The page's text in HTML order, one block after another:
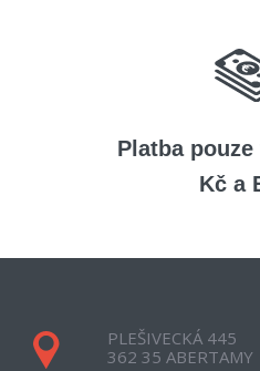
Platba
Kč a
PLEŠIVECKÁ 445
362 35 ABERTAMY